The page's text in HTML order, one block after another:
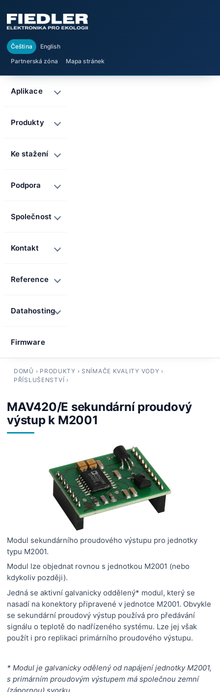
Čeština
English
Partnerská zóna
Mapa stránek
DOMŮ › PRODUKTY › SNÍMAČE KVALITY VODY ›
PŘÍSLUŠENSTVÍ ›
MAV420/E sekundární proudový
výstup k M2001
Modul sekundárního proudového výstupu pro jednotky
typu M2001.
Modul lze objednat rovnou s jednotkou M2001 (nebo
kdykoliv později).
Jedná se aktivní galvanicky oddělený* modul, který se
nasadí na konektory připravené v jednotce M2001. Obvykle
se sekundární proudový výstup používá pro předávání
signálu o teplotě do nadřízeného systému. Lze jej však
použít i pro replikaci primárního proudového výstupu.
* Modul je galvanicky odělený od napájení jednotky M2001,
s primárním proudovým výstupem má společnou zemní
(zápornou) svorku.
Aplikace
Produkty
Ke stažení
Podpora
Společnost
Kontakt
Reference
Datahosting
Firmware